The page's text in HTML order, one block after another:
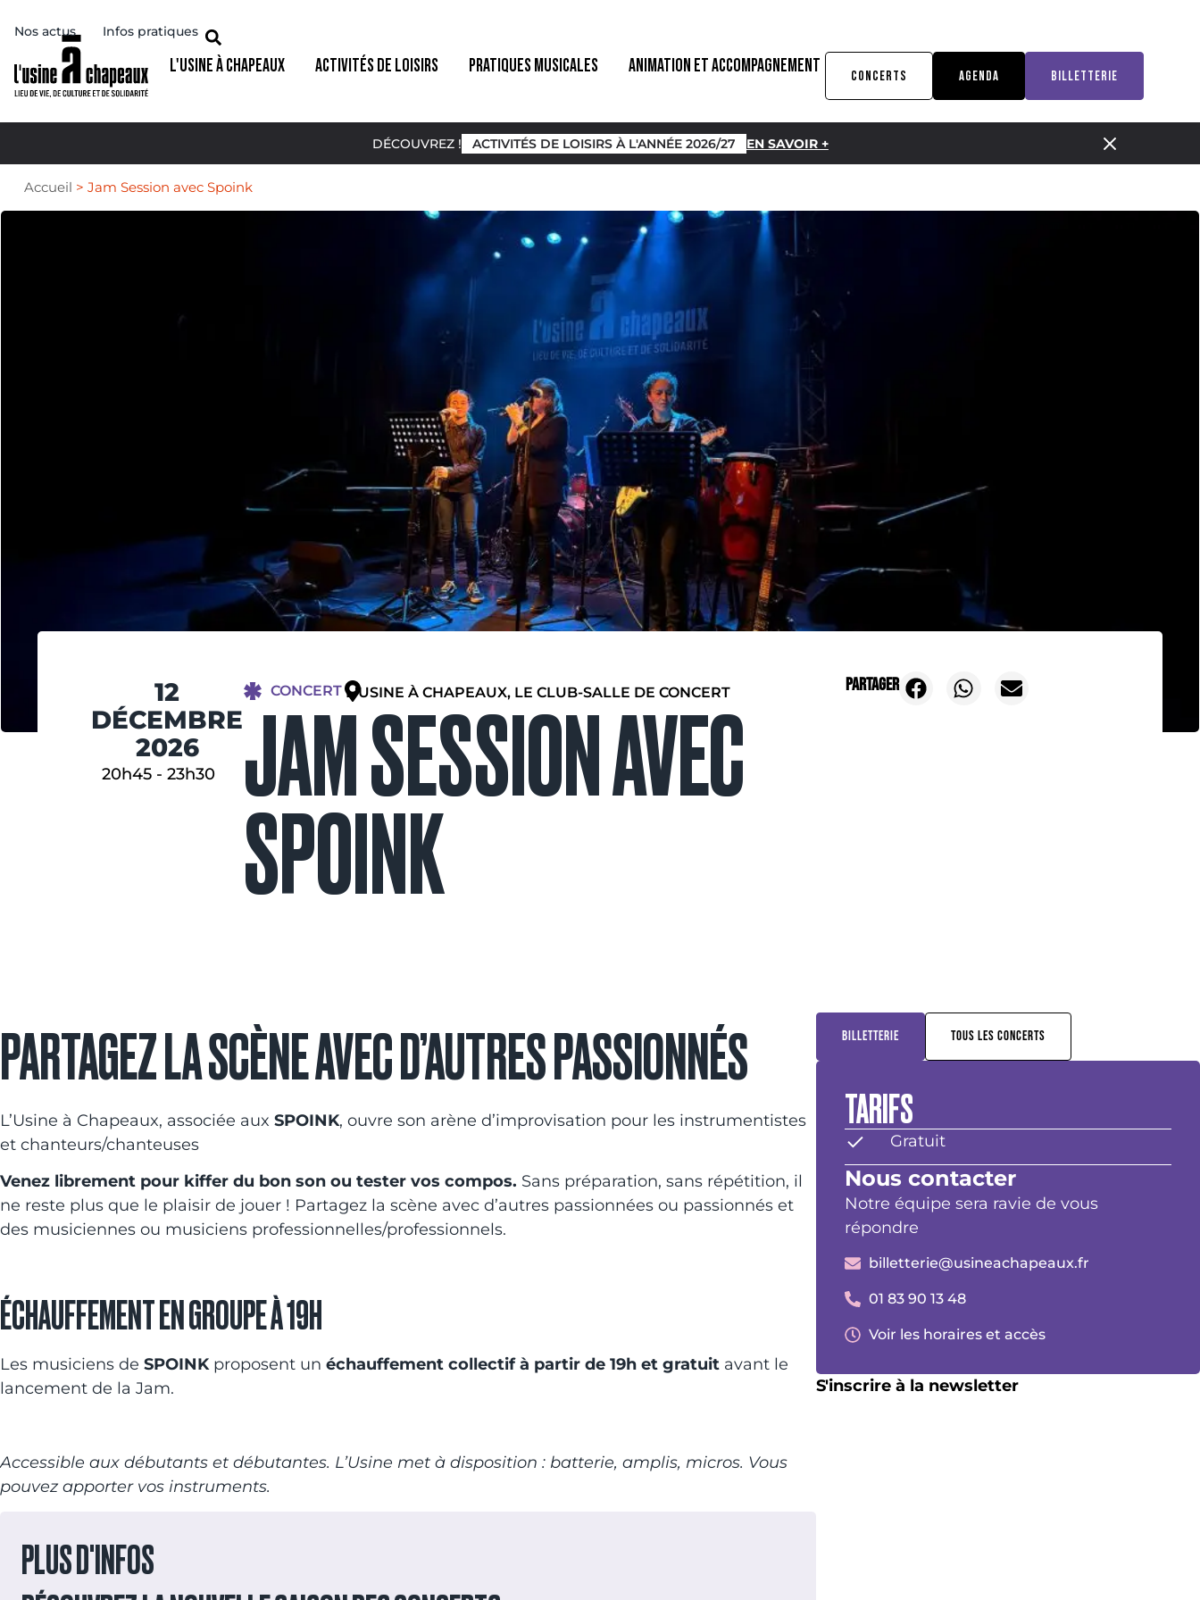
Nos actus Infos pratiques
L'USINE À CHAPEAUX ACTIVITÉS DE LOISIRS PRATIQUES MUSICALES ANIMATION ET ACCOMPAGNEMENT
CONCERTS AGENDA BILLETTERIE
DÉCOUVREZ ! ACTIVITÉS DE LOISIRS À L'ANNÉE 2026/27 EN SAVOIR +
Accueil > Jam Session avec Spoink
12
DÉCEMBRE
2026
20h45 - 23h30
CONCERT L'USINE À CHAPEAUX, LE CLUB-SALLE DE CONCERT
JAM SESSION AVEC
SPOINK
Partager
PARTAGEZ LA SCÈNE AVEC D’AUTRES PASSIONNÉS
L’Usine à Chapeaux, associée aux SPOINK, ouvre son arène d’improvisation pour les instrumentistes
et chanteurs/chanteuses
Venez librement pour kiffer du bon son ou tester vos compos. Sans préparation, sans répétition, il
ne reste plus que le plaisir de jouer ! Partagez la scène avec d’autres passionnées ou passionnés et
des musiciennes ou musiciens professionnelles/professionnels.
ÉCHAUFFEMENT EN GROUPE À 19H
Les musiciens de SPOINKproposent un échauffement collectif à partir de 19h et gratuit avant le
lancement de la Jam.
Accessible aux débutants et débutantes. L’Usine met à disposition : batterie, amplis, micros. Vous
pouvez apporter vos instruments.
PLUS D'INFOS
BILLETTERIE TOUS LES CONCERTS
TARIFS
Gratuit
Nous contacter
Notre équipe sera ravie de vous
répondre
billetterie@usineachapeaux.fr
01 83 90 13 48
Voir les horaires et accès
S'inscrire à la newsletter